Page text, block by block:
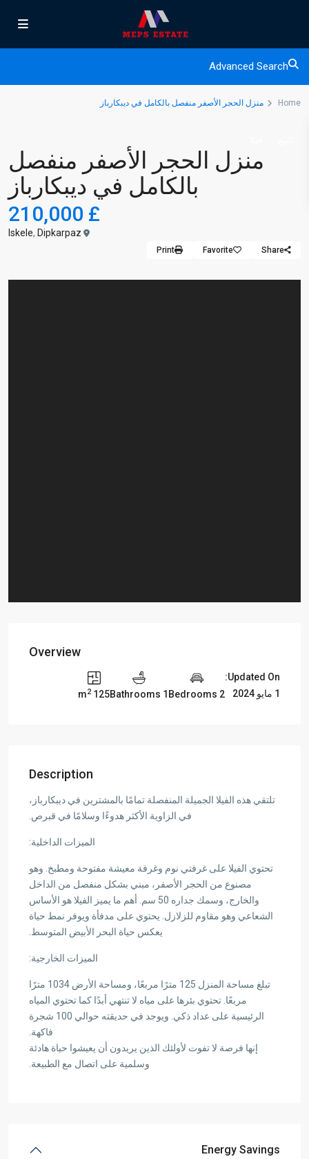
Advanced Search
Home منزل الحجر الأصفر منفصل بالكامل في ديبكارباز
منزل الحجر الأصفر منفصل
بالكامل في ديبكارباز
£ 210,000
Iskele, Dipkarpaz
Share
Favorite
Print
Overview
Updated On:
1 مايو 2024
2 Bedrooms
1 Bathrooms
125 m
2
Description
تلتقي هذه الفيلا الجميلة المنفصلة تمامًا بالمشترين في ديبكارباز،
في الزاوية الأكثر هدوءًا وسلامًا في قبرص.
الميزات الداخلية:
تحتوي الفيلا على غرفتي نوم وغرفة معيشة مفتوحة ومطبخ. وهو
مصنوع من الحجر الأصفر، مبني بشكل منفصل من الداخل
والخارج، وسمك جداره 50 سم. أهم ما يميز الفيلا هو الأساس
الشعاعي وهو مقاوم للزلازل. يحتوي على مدفأة ويوفر نمط حياة
يعكس حياة البحر الأبيض المتوسط.
الميزات الخارجية:
تبلغ مساحة المنزل 125 مترًا مربعًا، ومساحة الأرض 1034 مترًا
مربعًا. تحتوي بئرها على مياه لا تنتهي أبدًا كما تحتوي المياه
الرئيسية على عداد ذكي. ويوجد في حديقته حوالي 100 شجرة
فاكهة.
إنها فرصة لا تفوت لأولئك الذين يريدون أن يعيشوا حياة هادئة
وسلمية على اتصال مع الطبيعة.
Energy Savings